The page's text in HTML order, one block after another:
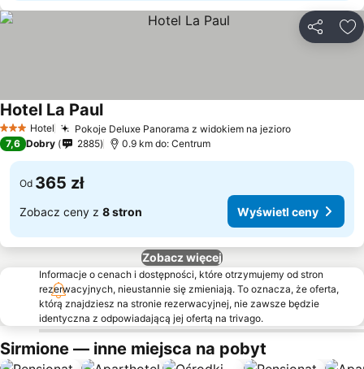
3 Kategoria
Hotel Pokoje Deluxe Panorama z widokiem na jezioroWyświetl
Hotel La PaulWyświetl ceny
7,6 Dobry 2885 0.9 km do: Centrum
Od 365 zł
Zobacz ceny z 8 stron Wyświetl ceny
Zobacz więcej
Informacje o cenach i dostępności, które otrzymujemy od stron
rezerwacyjnych, nieustannie się zmieniają. To oznacza, że oferta,
którą znajdziesz na stronie rezerwacyjnej, nie zawsze będzie
identyczna z odpowiadającą jej ofertą na trivago.
Sirmione — inne miejsca na pobyt